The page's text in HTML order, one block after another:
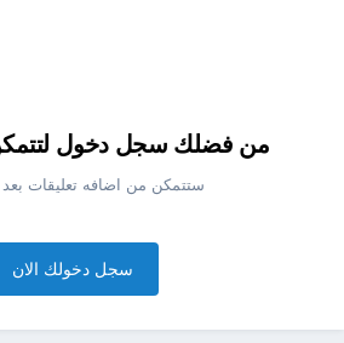
من فضلك سجل دخول
ستتمكن من اضافه تعليقات بعد
سجل دخولك الان